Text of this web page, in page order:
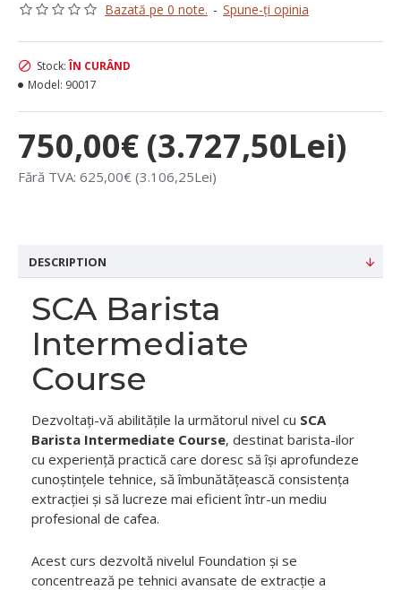
Bazată pe 0 note. - Spune-ţi opinia
750,00€ (3.727,50Lei)
Fără TVA: 625,00€ (3.106,25Lei)
Stock: ÎN CURÂND
Model: 90017
DESCRIPTION
SCA Barista
Intermediate
Course
Dezvoltați-vă abilitățile la următorul nivel cu SCA
Barista Intermediate Course, destinat barista-ilor
cu experiență practică care doresc să își aprofundeze
cunoștințele tehnice, să îmbunătățească consistența
extracției și să lucreze mai eficient într-un mediu
profesional de cafea.
Acest curs dezvoltă nivelul Foundation și se
concentrează pe tehnici avansate de extracție a